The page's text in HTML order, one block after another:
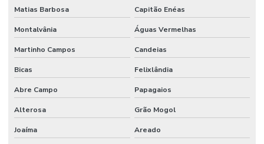
Revestimento Para Indústria Alimentícia Sp
Revestimento Para Piso Industrial
Revestimento Para Pisos De Concreto
Revestimento Para Pisos Impermeáveis Sp
Revestimento Piso Industrial
Revestimento Químico Para Indústria De Bebidas
Revestimento Uretano Alta Resistência São Paulo
Matias Barbosa Capitão Enéas
Montalvânia Águas Vermelhas
Martinho Campos Candeias
Bicas Felixlândia
Abre Campo Papagaios
Alterosa Grão Mogol
Joaíma Areado